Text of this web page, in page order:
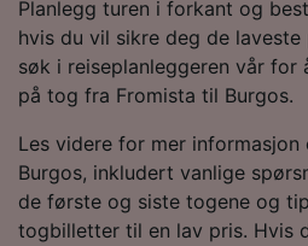
Planlegg turen i forkant og
hvis du vil sikre deg de
søk i reiseplanleggeren vår for
på tog fra Fromista til Burgos.
Les videre for mer
Burgos, inkludert vanlige
de første og siste togene og
togbilletter til en lav pris. Hvis
advertising and content
audience research and
List of Partners